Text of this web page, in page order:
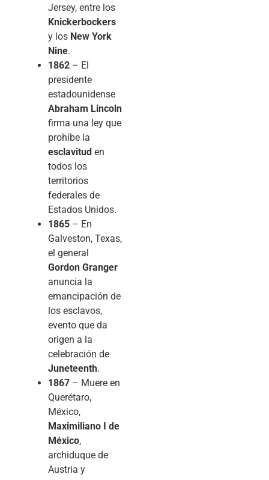
Jersey, entre los
Knickerbockers
y los New York
Nine.
1862 – El
presidente
estadounidense
Abraham Lincoln
firma una ley que
prohíbe la
esclavitud en
todos los
territorios
federales de
Estados Unidos.
1865 – En
Galveston, Texas,
el general
Gordon Granger
anuncia la
emancipación de
los esclavos,
evento que da
origen a la
celebración de
Juneteenth.
1867 – Muere en
Querétaro,
México,
Maximiliano I de
México,
archiduque de
Austria y